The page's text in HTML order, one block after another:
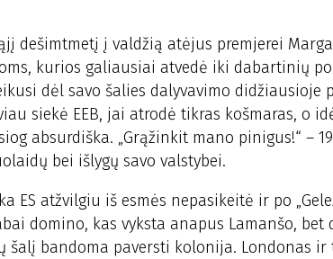
ąjį dešimtmetį į valdžią atėjus premjerei
kurios galiausiai atvedė iki dabartinių
dėl savo šalies dalyvavimo
siekė EEB, jai atrodė tikras košmaras, o
absurdiška. „Grąžinkit mano pinigus!“ –
bei išlygų savo valstybei.
ES atžvilgiu iš esmės nepasikeitė ir po
domino, kas vyksta anapus Lamanšo,
šalį bandoma paversti kolonija. Londonas